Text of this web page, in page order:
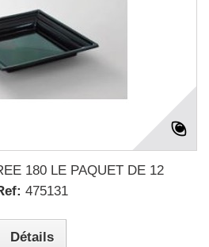
180 LE PAQUET DE 12
475131
Détails